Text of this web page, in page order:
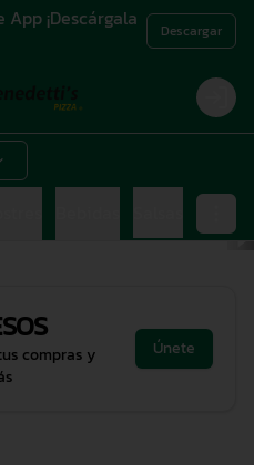
¡Descárgala
Descargar
Login
compras y
Únete